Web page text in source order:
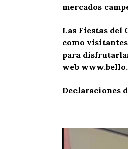
mercados
Las Fiestas del
como
para
web
Declaraciones
de